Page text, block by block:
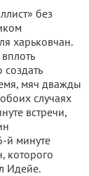
без
харьковчан.
мяч дважды
случаях
встречи,
й минуте
которого
Идейе.